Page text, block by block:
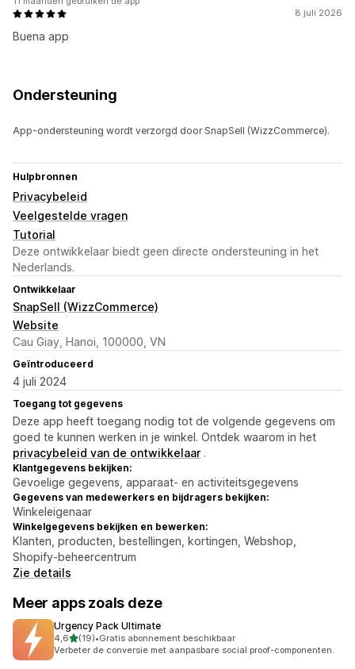
8 juli 2026
Buena app
Ondersteuning
App-ondersteuning wordt verzorgd door SnapSell (WizzCommerce).
Hulpbronnen
Privacybeleid
Veelgestelde vragen
Tutorial
Deze ontwikkelaar biedt geen directe ondersteuning in het
Nederlands.
Ontwikkelaar
SnapSell (WizzCommerce)
Website
Cau Giay, Hanoi, 100000, VN
Geïntroduceerd
4 juli 2024
Toegang tot gegevens
Deze app heeft toegang nodig tot de volgende gegevens om
goed te kunnen werken in je winkel. Ontdek waarom in het
privacybeleid van de ontwikkelaar .
Klantgegevens bekijken:
Gevoelige gegevens, apparaat- en activiteitsgegevens
Gegevens van medewerkers en bijdragers bekijken:
Winkeleigenaar
Winkelgegevens bekijken en bewerken:
Klanten, producten, bestellingen, kortingen, Webshop,
Shopify-beheercentrum
Zie details
Meer apps zoals deze
Urgency Pack Ultimate
4,6van 5 sterren
(19)
19 recensies in totaal
•Gratis abonnement beschikbaar
Verbeter de conversie met aanpasbare social proof-componenten.